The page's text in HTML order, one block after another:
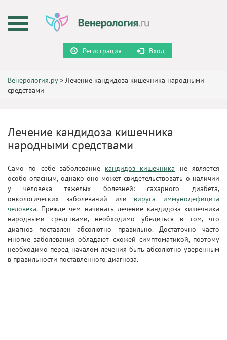
Регистрация Вход
Венерология.ру> Лечение кандидоза кишечника народными
средствами
Лечение кандидоза кишечника
народными средствами
Само по себе заболевание кандидоз кишечника не является
особо опасным, однако оно может свидетельствовать о наличии
у человека тяжелых болезней: сахарного диабета,
онкологических заболеваний или вируса иммунодефицита
человека. Прежде чем начинать лечение кандидоза кишечника
народными средствами, необходимо убедиться в том, что
диагноз поставлен абсолютно правильно. Достаточно часто
многие заболевания обладают схожей симптоматикой, поэтому
необходимо перед началом лечения быть абсолютно уверенным
в правильности поставленного диагноза.